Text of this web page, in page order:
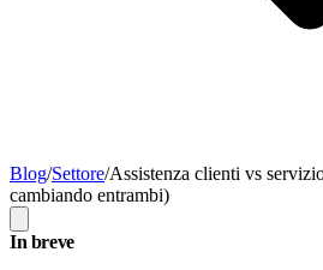
Blog/Settore/Assistenza clienti vs
cambiando entrambi)
In breve